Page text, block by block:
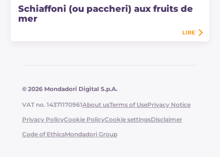
Schiaffoni (ou paccheri) aux fruits de
mer
LIRE
© 2026 Mondadori Digital S.p.A.
VAT no. 14371170961About usTerms of UsePrivacy Notice
Privacy PolicyCookie PolicyCookie settingsDisclaimer
Code of EthicsMondadori Group